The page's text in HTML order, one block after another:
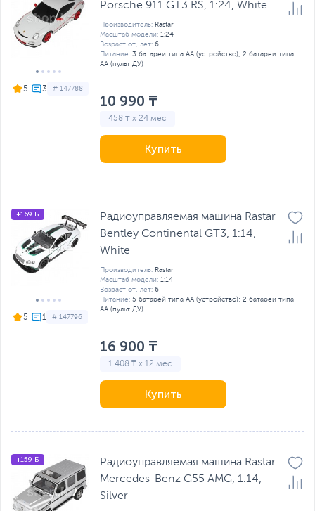
5 # 147788
Porsche 911 GT3 RS, 1:24, White
Производитель: Rastar
Масштаб модели: 1:24
Возраст от, лет: 6
Питание: 3 батареи типа AA (устройство); 2 батареи типа
AA (пульт ДУ)
10 990 ₸
458 ₸ x 24 мес
Купить
5 # 147796
+169 Б
Радиоуправляемая машина Rastar
Bentley Continental GT3, 1:14,
White
Производитель: Rastar
Масштаб модели: 1:14
Возраст от, лет: 6
Питание: 5 батарей типа AA (устройство); 2 батареи типа
AA (пульт ДУ)
16 900 ₸
1 408 ₸ x 12 мес
Купить
+159 Б
Радиоуправляемая машина Rastar
Mercedes-Benz G55 AMG, 1:14,
Silver